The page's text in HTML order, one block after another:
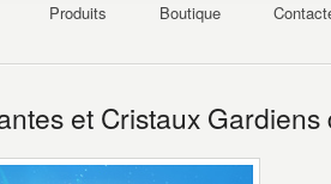
Produits Boutique
et Cristaux Gardiens